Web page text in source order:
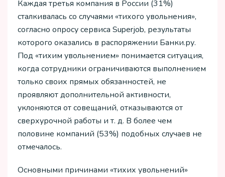
Каждая третья компания в России (31%)
сталкивалась со случаями «тихого увольнения»,
согласно опросу сервиса Superjob, результаты
которого оказались в распоряжении Банки.ру.
Под «тихим увольнением» понимается ситуация,
когда сотрудники ограничиваются выполнением
только своих прямых обязанностей, не
проявляют дополнительной активности,
уклоняются от совещаний, отказываются от
сверхурочной работы и т. д. В более чем
половине компаний (53%) подобных случаев не
отмечалось.
Основными причинами «тихих увольнений»